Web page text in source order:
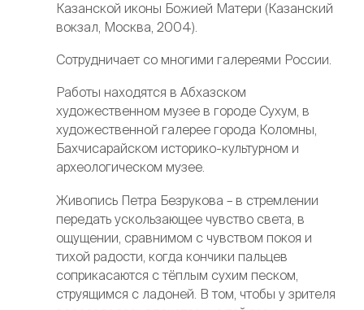
Казанской иконы Божией Матери (Казанский
вокзал, Москва, 2004).
Сотрудничает со многими галереями России.
Работы находятся в Абхазском
художественном музее в городе Сухум, в
художественной галерее города Коломны,
Бахчисарайском историко-культурном и
археологическом музее.
Живопись Петра Безрукова – в стремлении
передать ускользающее чувство света, в
ощущении, сравнимом с чувством покоя и
тихой радости, когда кончики пальцев
соприкасаются с тёплым сухим песком,
струящимся с ладоней. В том, чтобы у зрителя